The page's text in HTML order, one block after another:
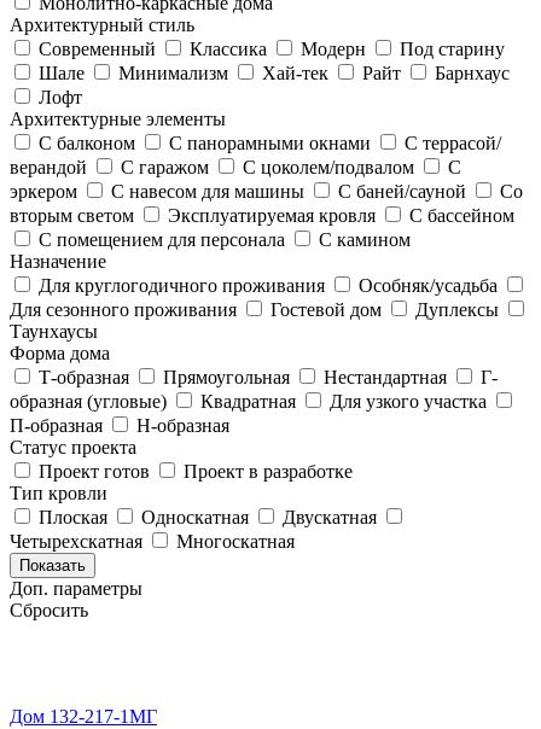
Архитектурный стиль
Современный
Классика Модерн
Под старину
Шале
Минимализм Хай-тек Райт
Барнхаус
Лофт
Архитектурные элементы
С балконом
С панорамными окнами
С террасой/
верандой
С гаражом С цоколем/подвалом
С
эркером
С навесом для машины С баней/сауной
Со
вторым светом
Эксплуатируемая кровля
С бассейном
С помещением для персонала
С камином
Назначение
Для круглогодичного проживания
Особняк/усадьба
Для сезонного проживания
Гостевой дом
Дуплексы
Таунхаусы
Форма дома
Т-образная
Прямоугольная Нестандартная
Г-
образная (угловые)
Квадратная
Для узкого участка
П-образная
Н-образная
Статус проекта
Проект готов
Проект в разработке
Тип кровли
Плоская
Односкатная
Двускатная
Четырехскатная
Многоскатная
Показать
Доп. параметры
Сбросить
Дом 132-217-1МГ